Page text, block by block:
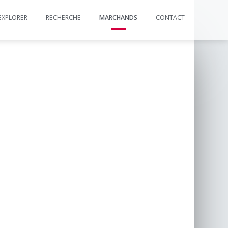
RECHERCHE MARCHANDS CONTACT